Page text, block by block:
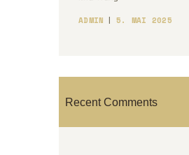
ADMIN 5. MAI 2025
Recent Comments